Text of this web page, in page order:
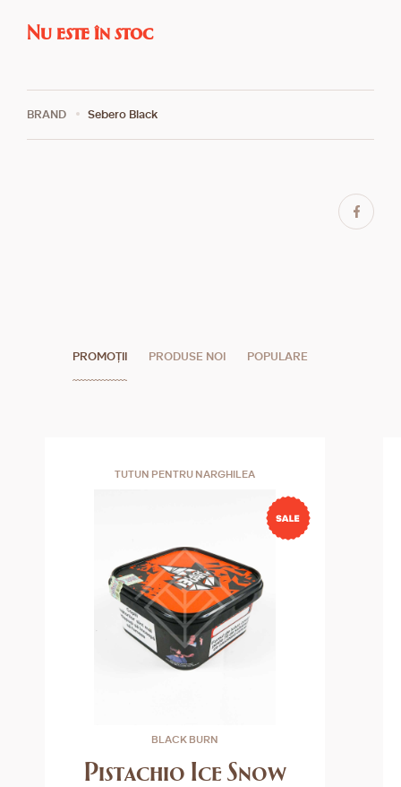
Nu este în stoc
BRAND Sebero Black
PROMOȚII PRODUSE NOI POPULARE
TUTUN PENTRU NARGHILEA
BLACK BURN
Pistachio Ice Snow